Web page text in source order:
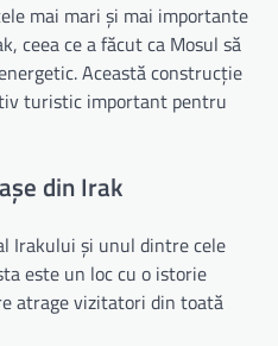
mai mari și mai importante
ceea ce a făcut ca Mosul să
Această construcție
turistic important pentru
din Irak
Irakului și unul dintre cele
este un loc cu o istorie
atrage vizitatori din toată